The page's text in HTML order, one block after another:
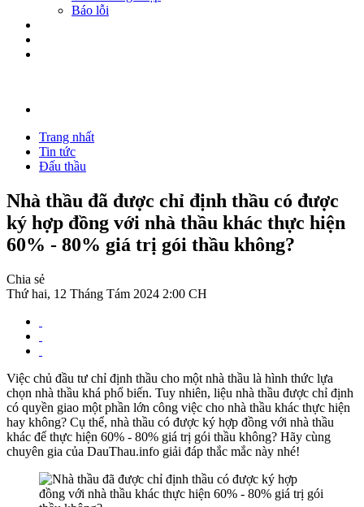
Báo lỗi
Trang nhất
Tin tức
Đấu thầu
Nhà thầu đã được chỉ định thầu có được
ký hợp đồng với nhà thầu khác thực hiện
60% - 80% giá trị gói thầu không?
Chia sẻ
Thứ hai, 12 Tháng Tám 2024 2:00 CH
Việc chủ đầu tư chỉ định thầu cho một nhà thầu là hình thức lựa
chọn nhà thầu khá phổ biến. Tuy nhiên, liệu nhà thầu được chỉ định
có quyền giao một phần lớn công việc cho nhà thầu khác thực hiện
hay không? Cụ thể, nhà thầu có được ký hợp đồng với nhà thầu
khác để thực hiện 60% - 80% giá trị gói thầu không? Hãy cùng
chuyên gia của DauThau.info giải đáp thắc mắc này nhé!